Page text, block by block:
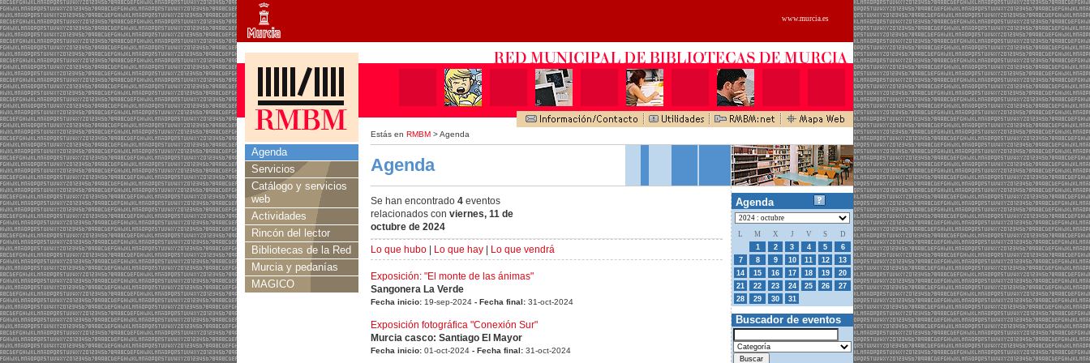
www.murcia.es
Estás en RMBM > Agenda
Agenda
Servicios
Catálogo y servicios
web
Actividades
Rincón del lector
Bibliotecas de la Red
Murcia y pedanías
MAGICO
Agenda
Se han encontrado 4 eventos
relacionados con viernes, 11 de
octubre de 2024
Lo que hubo
Lo que hay Lo que vendrá
Exposición: "El monte de las ánimas"
Sangonera La Verde
Fecha inicio: 19-sep-2024 - Fecha final: 31-oct-2024
Exposición fotográfica "Conexión Sur"
Murcia casco: Santiago El Mayor
Fecha inicio: 01-oct-2024 - Fecha final: 31-oct-2024
Agenda
L M X J V S
D
1 2 3 4 5
6
7
8 9 10 11 12
13
14
15 16 17 18 19
20
21
22 23 24 25 26
27
28
29 30 31
Buscador de eventos